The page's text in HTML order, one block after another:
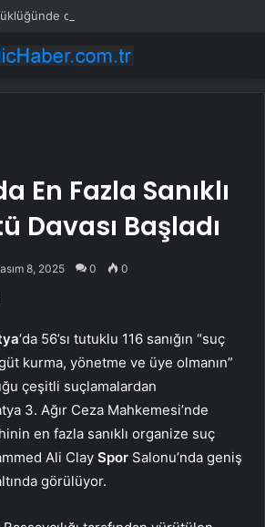
En Fazla Sanıklı
Davası Başladı
8, 2025 0 0
‘da 56’sı tutuklu 116 sanığın “suç
kurma, yönetme ve üye olmanın”
çeşitli suçlamalardan
3. Ağır Ceza Mahkemesi’nde
en fazla sanıklı organize suç
Ali Clay Spor Salonu’nda geniş
görülüyor.